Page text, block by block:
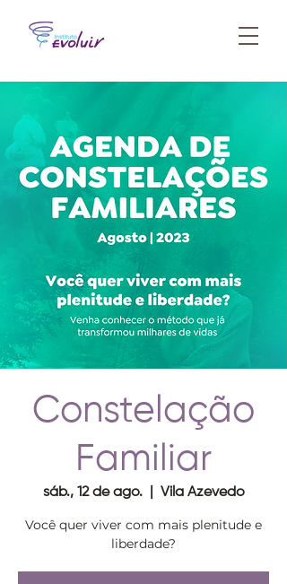
Constelação
Familiar
sáb., 12 de ago.
  |
Vila Azevedo
Você quer viver com mais plenitude e
liberdade?